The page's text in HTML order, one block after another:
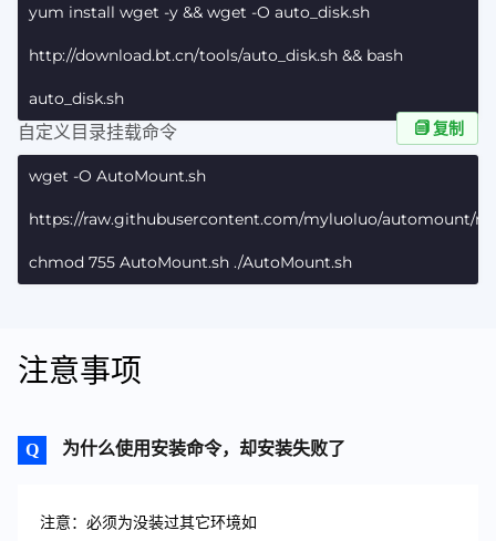
yum install wget -y && wget -O auto_disk.sh
http://download.bt.cn/tools/auto_disk.sh && bash
auto_disk.sh
自定义目录挂载命令
wget -O AutoMount.sh
https://raw.githubusercontent.com/myluoluo/automount/
chmod 755 AutoMount.sh ./AutoMount.sh
复制
注意事项
为什么使用安装命令，却安装失败了
注意：必须为没装过其它环境如